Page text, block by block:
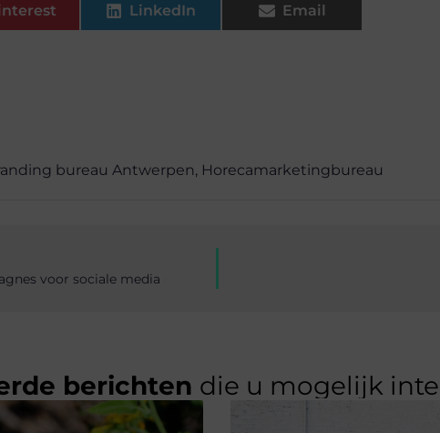
LinkedIn Email
bureau Antwerpen, Horecamarketingbureau
voor sociale media
berichten die u mogelijk